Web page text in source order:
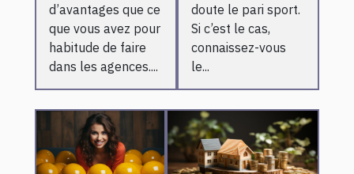
d’avantages que ce
que vous avez pour
habitude de faire
dans les agences....
doute le pari sport.
Si c’est le cas,
connaissez-vous
le...